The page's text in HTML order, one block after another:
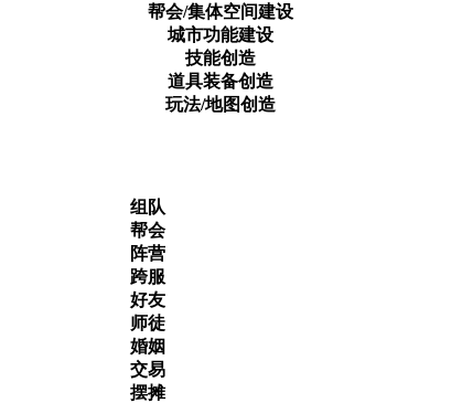
帮会/集体空间建设
城市功能建设
技能创造
道具装备创造
玩法/地图创造
组队
帮会
阵营
跨服
好友
师徒
婚姻
交易
摆摊